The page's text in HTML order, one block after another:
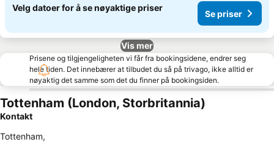
Velg datoer for å se nøyaktige priser
Se priser
Vis mer
Prisene og tilgjengeligheten vi får fra bookingsidene, endrer seg
hele tiden. Det innebærer at tilbudet du så på trivago, ikke alltid er
nøyaktig det samme som det du finner på bookingsiden.
Tottenham (London, Storbritannia)
Kontakt
Tottenham,